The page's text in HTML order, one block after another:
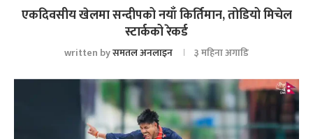
एकदिवसीय खेलमा सन्दीपको नयाँ किर्तिमान, तोडियो मिचेल
स्टार्कको रेकर्ड
written byसमतल अनलाइन ३ महिना अगाडि